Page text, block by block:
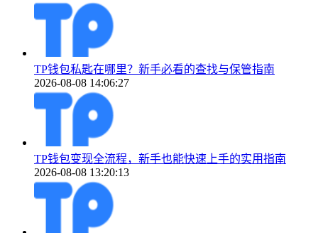
TP钱包私匙在哪里？新手必看的查找与保管指南
2026-08-08 14:06:27
TP钱包变现全流程，新手也能快速上手的实用指南
2026-08-08 13:20:13